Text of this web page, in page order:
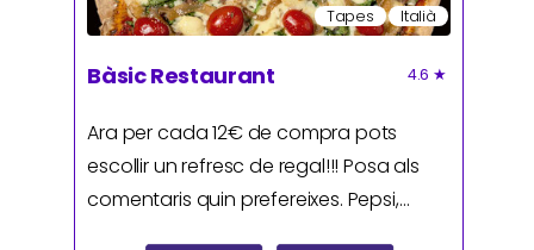
Tapes Italià
Bàsic Restaurant 4.6 ★
Ara per cada 12€ de compra pots
escollir un refresc de regal!!! Posa als
comentaris quin prefereixes. Pepsi,